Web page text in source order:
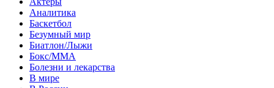
Аналитика
Баскетбол
Безумный мир
Биатлон/Лыжи
Бокс/MMA
Болезни и лекарства
В мире